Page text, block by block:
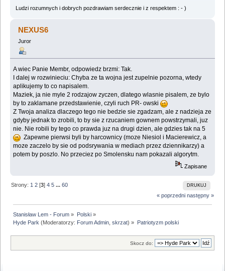
Ludzi rozumnych i dobrych pozdrawiam serdecznie i z respektem : - )
NEXUS6
Juror
A wiec Panie Membr, odpowiedz brzmi: Tak.
I dalej w rozwinieciu: Chyba ze ta wojna jest zupelnie pozorna, wtedy
aplikujemy to co napisalem.
Maziek, ja nie myle 2 rodzajow zyczen, dlatego wlasnie pisalem, ze bylo
by to zaklamane przedstawienie, czyli ruch PR- owski
Z Twoja analiza dlaczego tego nie bedzie sie zgadzam, ale z nadzieja ze
gdyby jednak to zrobili, to by sie z rzucaniem gownem powstrzymali, juz
nie. Nie robili by tego co prawda juz na drugi dzien, ale gdzies tak na 5
Zapewne pierwsi byli by harcownicy (moze Niesiol i Macierewicz, a
moze zaczelo by sie od podsrywania w mediach przez dziennikarzy) a
potem by poszlo. No przeciez po Smolensku nam pokazali algorytm.
Zapisane
DRUKUJ
Strony: 1 2 [3]4 5 ...60
« poprzedni następny »
Stanisław Lem - Forum » Polski»
Hyde Park (Moderatorzy: Forum Admin ,skrzat) » Patriotyzm polski
Skocz do: